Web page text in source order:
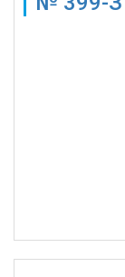
Также